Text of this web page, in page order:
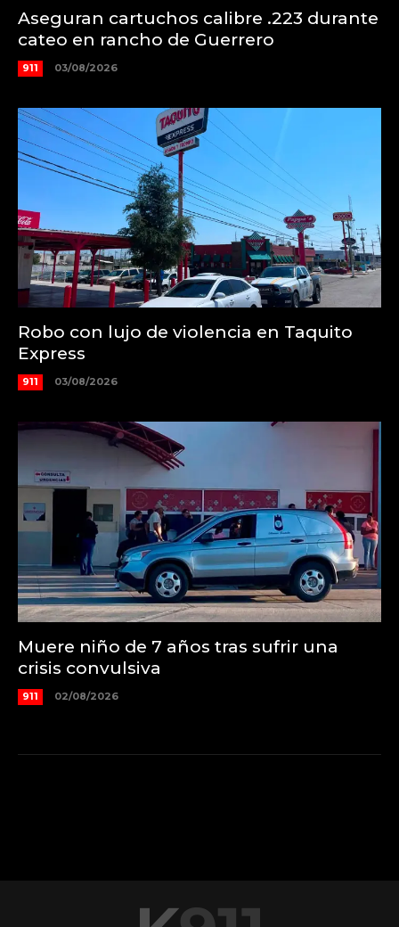
Aseguran cartuchos calibre .223 durante
cateo en rancho de Guerrero
911 03/08/2026
Robo con lujo de violencia en Taquito
Express
911 03/08/2026
Muere niño de 7 años tras sufrir una
crisis convulsiva
911 02/08/2026